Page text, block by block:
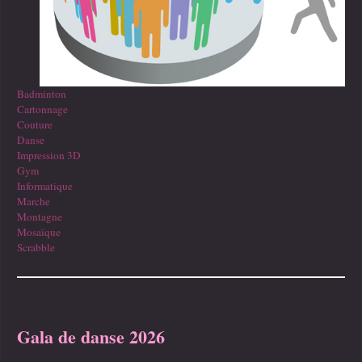
Badminton
Cartonnage
Couture
Danse
Impression 3D
Gym
Informatique
Marche
Montagne
Mosaïque
Scrabble
Gala de danse 2026